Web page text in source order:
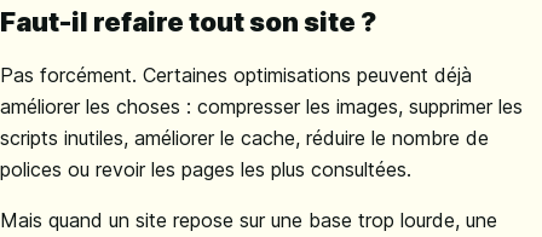
Faut-il refaire tout son site ?
Pas forcément. Certaines optimisations peuvent déjà
améliorer les choses : compresser les images, supprimer les
scripts inutiles, améliorer le cache, réduire le nombre de
polices ou revoir les pages les plus consultées.
Mais quand un site repose sur une base trop lourde, une